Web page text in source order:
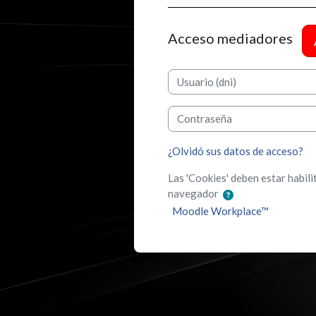
Acceso mediadores
Usuario (dni)
Contraseña
¿Olvidó sus datos de acceso?
Las 'Cookies' deben estar
navegador
Moodle Workplace™